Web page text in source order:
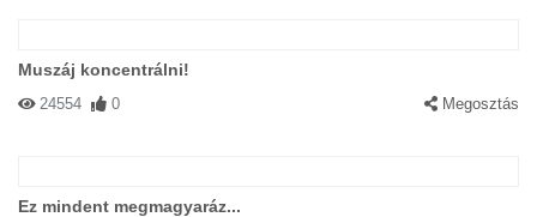
Muszáj koncentrálni!
24554 0 Megosztás
Ez mindent megmagyaráz...